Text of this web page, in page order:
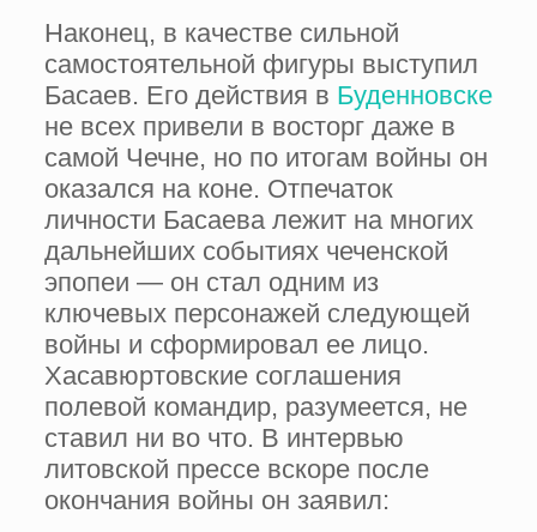
Наконец, в качестве сильной
самостоятельной фигуры выступил
Басаев. Его действия в Буденновске
не всех привели в восторг даже в
самой Чечне, но по итогам войны он
оказался на коне. Отпечаток
личности Басаева лежит на многих
дальнейших событиях чеченской
эпопеи — он стал одним из
ключевых персонажей следующей
войны и сформировал ее лицо.
Хасавюртовские соглашения
полевой командир, разумеется, не
ставил ни во что. В интервью
литовской прессе вскоре после
окончания войны он заявил: